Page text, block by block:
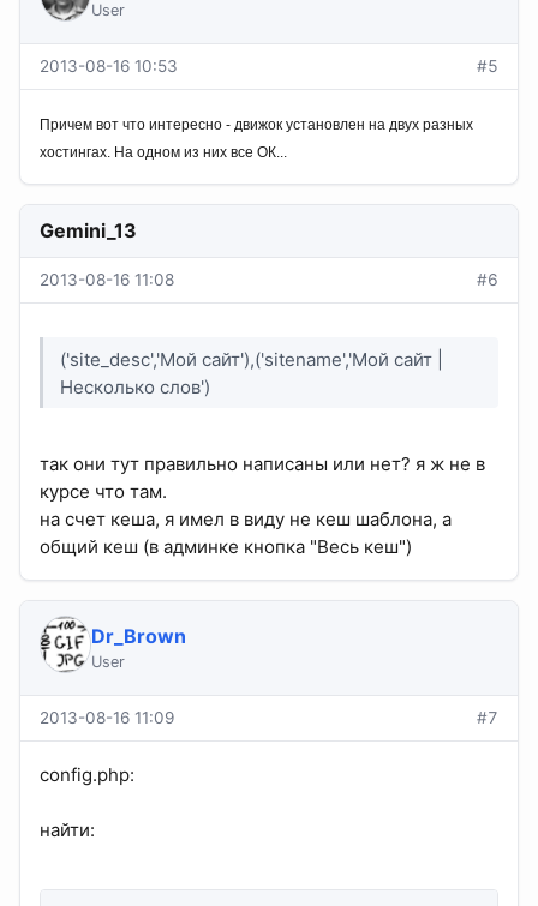
User
2013-08-16 10:53 #5
Причем вот что интересно - движок установлен на двух разных
хостингах. На одном из них все ОК...
Gemini_13
2013-08-16 11:08 #6
('site_desc','Мой сайт'),('sitename','Мой сайт |
Несколько слов')
так они тут правильно написаны или нет? я ж не в
курсе что там.
на счет кеша, я имел в виду не кеш шаблона, а
общий кеш (в админке кнопка "Весь кеш")
Dr_Brown
User
2013-08-16 11:09 #7
config.php:
найти: